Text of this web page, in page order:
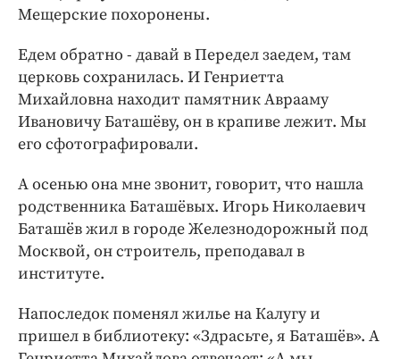
Мещерские похоронены.
Едем обратно - давай в Передел заедем, там
церковь сохранилась. И Генриетта
Михайловна находит памятник Аврааму
Ивановичу Баташёву, он в крапиве лежит. Мы
его сфотографировали.
А осенью она мне звонит, говорит, что нашла
родственника Баташёвых. Игорь Николаевич
Баташёв жил в городе Железнодорожный под
Москвой, он строитель, преподавал в
институте.
Напоследок поменял жилье на Калугу и
пришел в библиотеку: «Здрасьте, я Баташёв». А